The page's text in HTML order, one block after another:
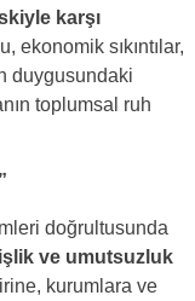
karşı
ekonomik sıkıntılar,
duygusundaki
toplumsal ruh
doğrultusunda
ve umutsuzluk
kurumlara ve